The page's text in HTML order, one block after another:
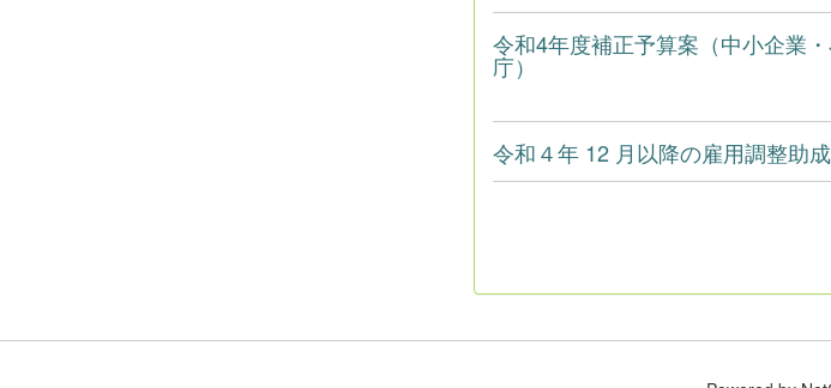
令和4年度補正予算案（中小企業
庁）
令和４年 12 月以降の雇用調整助